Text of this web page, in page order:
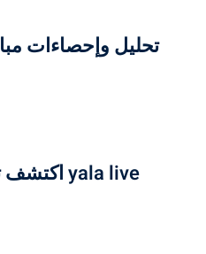
تحليل وإحصاءات
اكتشف تجربة البث المباشر مع yala live